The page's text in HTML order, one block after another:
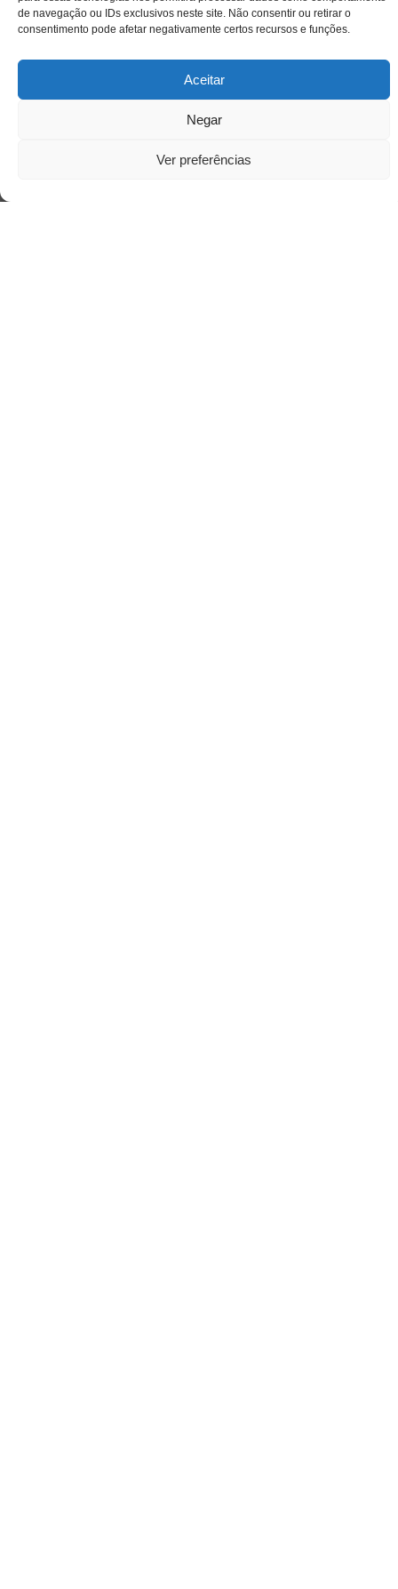
de navegação ou IDs exclusivos neste site. Não consentir ou retirar o
consentimento pode afetar negativamente certos recursos e funções.
Aceitar
Negar
Ver preferências